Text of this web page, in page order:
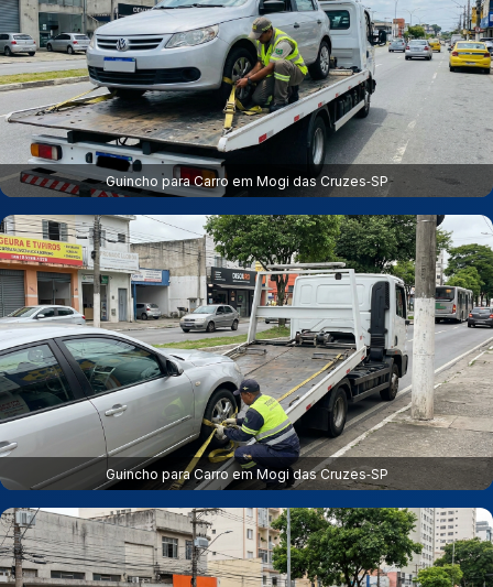
Guincho para Carro em Mogi das Cruzes‑SP
Guincho para Carro em Mogi das Cruzes‑SP